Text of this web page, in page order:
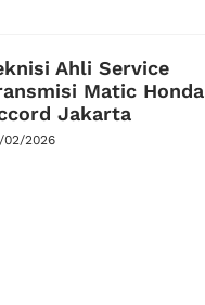
Ahli Service
Matic Honda
Jakarta
02/2026